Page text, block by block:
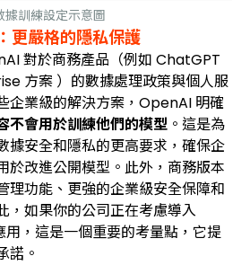
據訓練設定示意圖
更嚴格的隱私保護
對於商務產品（例如 ChatGPT
方案 ）的數據處理政策與個人服
企業級的解決方案，OpenAI 明確
不會用於訓練他們的模型 。這是為
據安全和隱私的更高要求，確保企
於改進公開模型。此外，商務版本
理功能、更強的企業級安全保障和
，如果你的公司正在考慮導入
，這是一個重要的考量點，它提
諾。